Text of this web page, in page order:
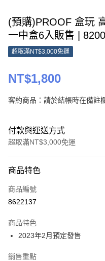
(預購)PROOF 盒玩
一中盒6入販售 |
超取滿NT$3,000免運
NT$1,800
客約商品：請於結帳時在備註
付款與運送方式
超取滿NT$3,000免運
信用卡一次付款
超商取貨付款
Google Pay
全盈+PAY
商品特色
商品編號
8622137
商品特色
2023年2月預定發售
銷售重點